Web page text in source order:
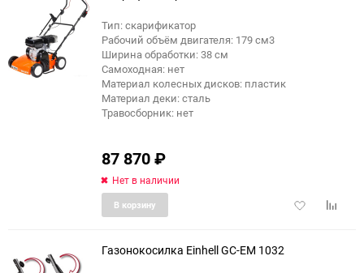
Тип: скарификатор
Рабочий объём двигателя: 179 см3
Ширина обработки: 38 см
Самоходная: нет
Материал колесных дисков: пластик
Материал деки: сталь
Травосборник: нет
87 870₽
Нет в наличии
Добавить
В корзину
Газонокосилка Einhell GC-EM 1032